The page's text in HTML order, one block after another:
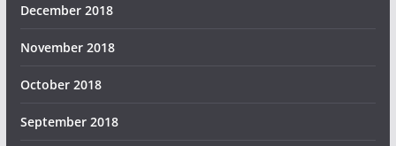
December 2018
November 2018
October 2018
September 2018